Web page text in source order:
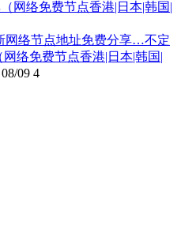
网络节点地址免费分享…不定
络免费节点香港|日本|韩国|
08/09 4